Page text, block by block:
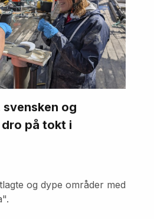
svensken og
på tokt i
og dype områder med